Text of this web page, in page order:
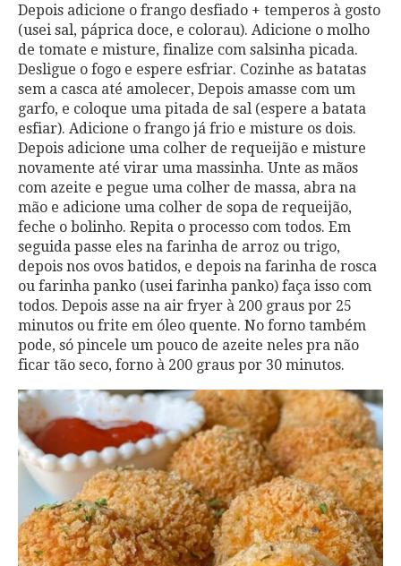
Depois adicione o frango desfiado + temperos à gosto
(usei sal, páprica doce, e colorau). Adicione o molho
de tomate e misture, finalize com salsinha picada.
Desligue o fogo e espere esfriar. Cozinhe as batatas
sem a casca até amolecer, Depois amasse com um
garfo, e coloque uma pitada de sal (espere a batata
esfiar). Adicione o frango já frio e misture os dois.
Depois adicione uma colher de requeijão e misture
novamente até virar uma massinha. Unte as mãos
com azeite e pegue uma colher de massa, abra na
mão e adicione uma colher de sopa de requeijão,
feche o bolinho. Repita o processo com todos. Em
seguida passe eles na farinha de arroz ou trigo,
depois nos ovos batidos, e depois na farinha de rosca
ou farinha panko (usei farinha panko) faça isso com
todos. Depois asse na air fryer à 200 graus por 25
minutos ou frite em óleo quente. No forno também
pode, só pincele um pouco de azeite neles pra não
ficar tão seco, forno à 200 graus por 30 minutos.